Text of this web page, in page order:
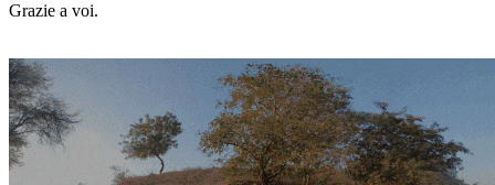
Grazie a voi.